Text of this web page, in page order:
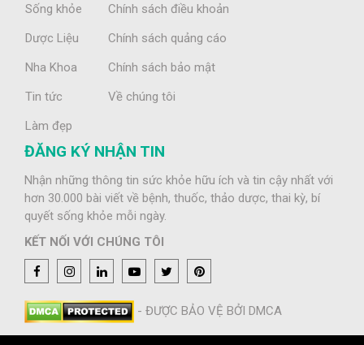
Sống khỏe
Dược Liệu
Nha Khoa
Tin tức
Làm đẹp
Chính sách điều khoản
Chính sách quảng cáo
Chính sách bảo mật
Về chúng tôi
ĐĂNG KÝ NHẬN TIN
Nhận những thông tin sức khỏe hữu ích và tin cậy nhất với
hơn 30.000 bài viết về bệnh, thuốc, thảo dược, thai kỳ, bí
quyết sống khỏe mỗi ngày.
KẾT NỐI VỚI CHÚNG TÔI
- ĐƯỢC BẢO VỆ BỞI DMCA